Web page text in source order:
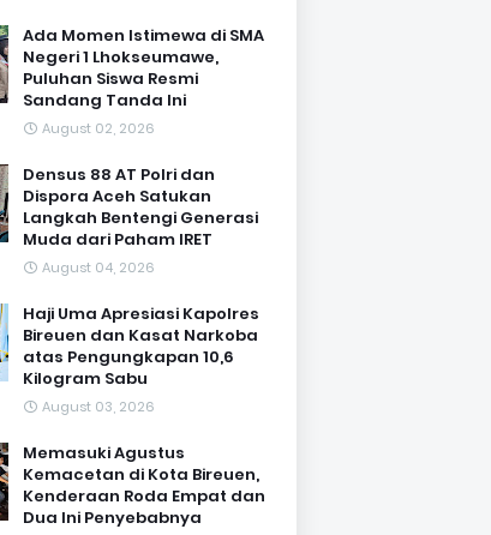
Ada Momen Istimewa di SMA
Negeri 1 Lhokseumawe,
Puluhan Siswa Resmi
Sandang Tanda Ini
August 02, 2026
Densus 88 AT Polri dan
Dispora Aceh Satukan
Langkah Bentengi Generasi
Muda dari Paham IRET
August 04, 2026
Haji Uma Apresiasi Kapolres
Bireuen dan Kasat Narkoba
atas Pengungkapan 10,6
Kilogram Sabu
August 03, 2026
Memasuki Agustus
Kemacetan di Kota Bireuen,
Kenderaan Roda Empat dan
Dua Ini Penyebabnya